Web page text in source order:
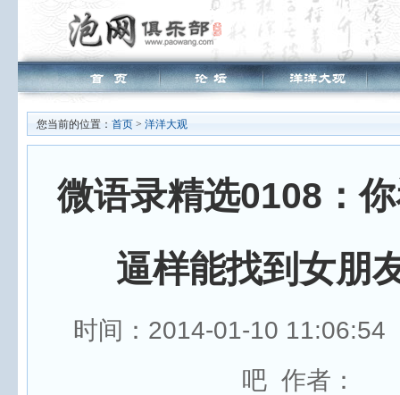
您当前的位置： 首页 > 洋洋大观
微语录精选0108：
逼样能找到女朋
时间：2014-01-10 11:06:54
吧 作者：